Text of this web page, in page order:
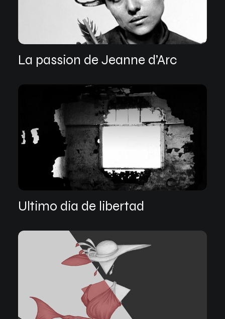
La passion de Jeanne d’Arc
Ultimo dia de libertad